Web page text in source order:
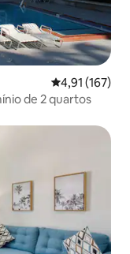
4,91 de uma
4,91 (167)
de 2 quartos